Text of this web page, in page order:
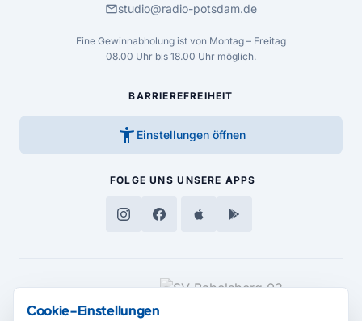
mailstudio@radio-potsdam.de
Eine Gewinnabholung ist von Montag – Freitag
08.00 Uhr bis 18.00 Uhr möglich.
BARRIEREFREIHEIT
accessibility_new Einstellungen öffnen
FOLGE UNS UNSERE APPS
MEDIENPARTNER
Cookie-Einstellungen